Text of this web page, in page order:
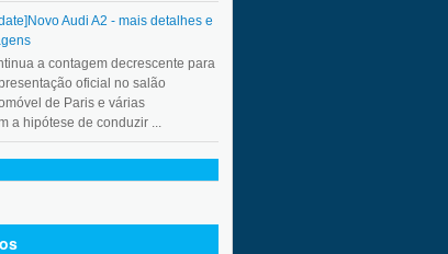
Audi A2 - mais detalhes e
a contagem decrescente para
oficial no salão
de Paris e várias
a hipótese de conduzir ...